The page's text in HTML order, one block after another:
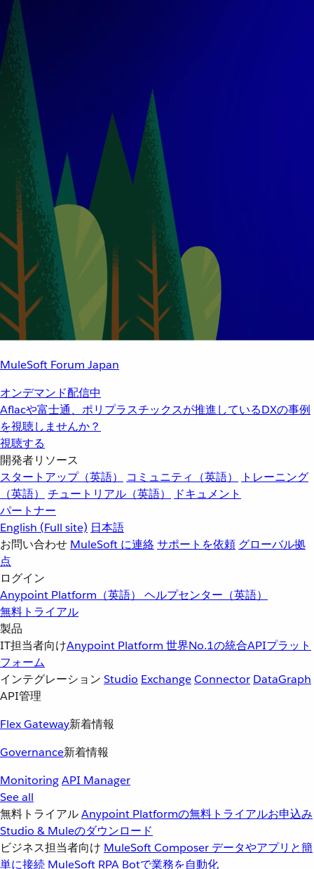
MuleSoft Forum Japan
オンデマンド配信中
Aflacや富士通、ポリプラスチックスが推進しているDXの事例
を視聴しませんか？
視聴する
開発者リソース
スタートアップ（英語）
コミュニティ（英語）
トレーニング
（英語）
チュートリアル（英語）
ドキュメント
パートナー
English (Full site) 日本語
お問い合わせ MuleSoft に連絡サポートを依頼 グローバル拠
点
ログイン
Anypoint Platform（英語） ヘルプセンター（英語）
無料トライアル
製品
IT担当者向けAnypoint Platform 世界No.1の統合APIプラット
フォーム
インテグレーション Studio ExchangeConnector DataGraph
API管理
Flex Gateway新着情報
Governance新着情報
MonitoringAPI Manager
See all
無料トライアルAnypoint Platformの無料トライアルお申込み
Studio & Muleのダウンロード
ビジネス担当者向け MuleSoft Composer データやアプリと簡
単に接続 MuleSoft RPA Botで業務を自動化